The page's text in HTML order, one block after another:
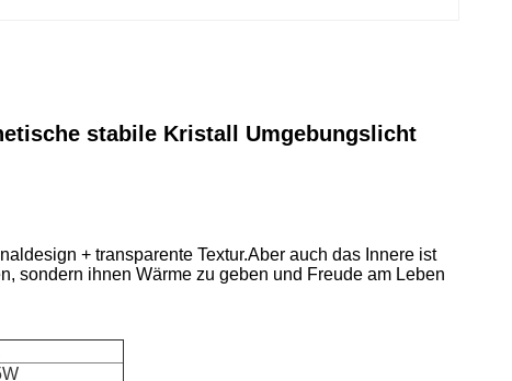
stabile Kristall Umgebungslicht
+ transparente Textur.Aber auch das Innere ist
sondern ihnen Wärme zu geben und Freude am Leben